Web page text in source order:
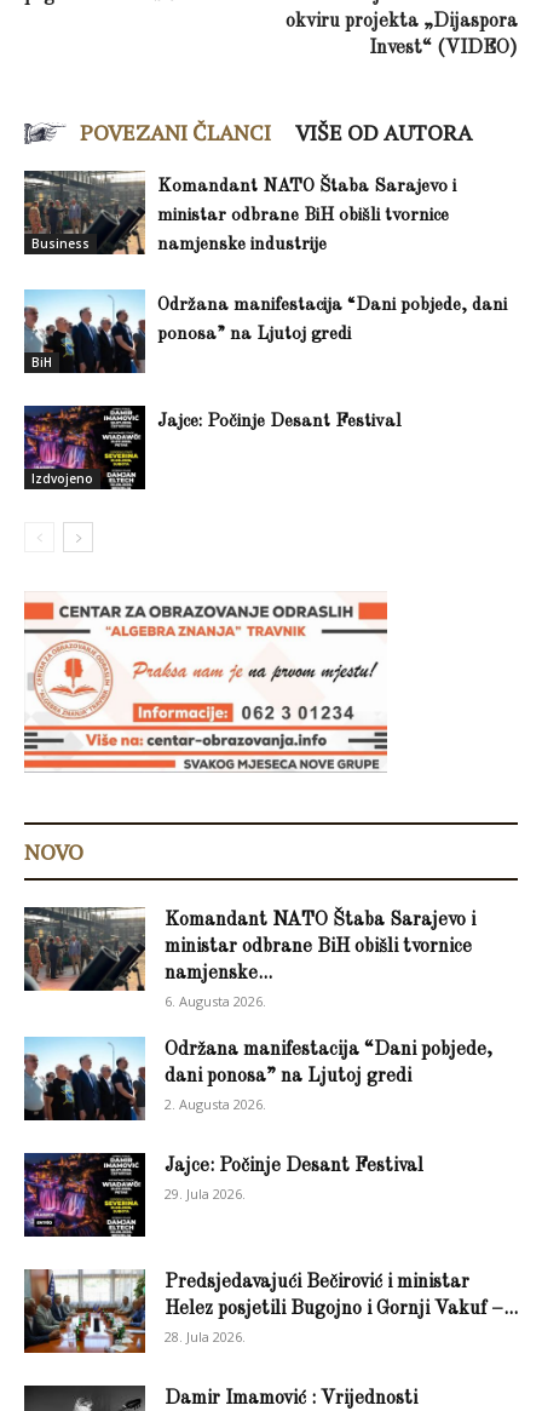
okviru projekta „Dijaspora
Invest“ (VIDEO)
POVEZANI ČLANCI VIŠE OD AUTORA
Business
Komandant NATO Štaba Sarajevo i
ministar odbrane BiH obišli tvornice
namjenske industrije
BiH
Održana manifestacija “Dani pobjede, dani
ponosa” na Ljutoj gredi
Izdvojeno
Jajce: Počinje Desant Festival
NOVO
Komandant NATO Štaba Sarajevo i
ministar odbrane BiH obišli tvornice
namjenske...
6. Augusta 2026.
Održana manifestacija “Dani pobjede,
dani ponosa” na Ljutoj gredi
2. Augusta 2026.
Jajce: Počinje Desant Festival
29. Jula 2026.
Predsjedavajući Bečirović i ministar
Helez posjetili Bugojno i Gornji Vakuf –...
28. Jula 2026.
Damir Imamović : Vrijednosti